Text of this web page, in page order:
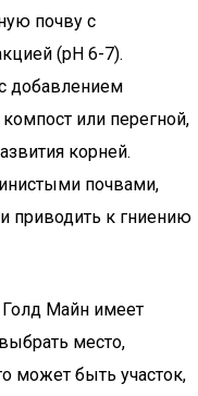
почву с
(pH 6-7).
добавлением
или перегной,
корней.
почвами,
приводить к гниению
Майн имеет
место,
может быть участок,